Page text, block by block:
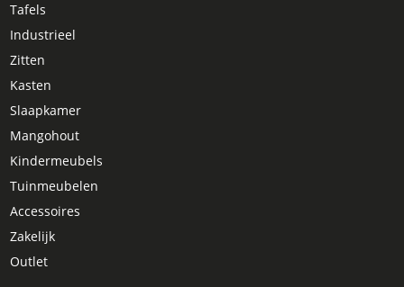
Tafels
Industrieel
Zitten
Kasten
Slaapkamer
Mangohout
Kindermeubels
Tuinmeubelen
Accessoires
Zakelijk
Outlet